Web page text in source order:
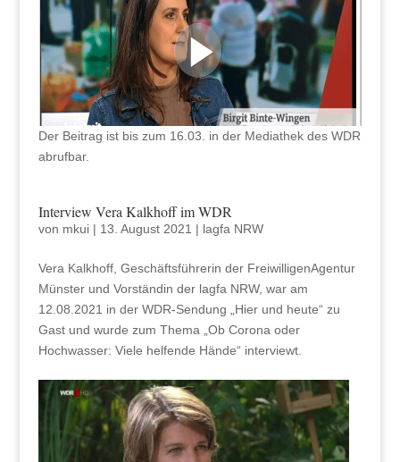
Der Beitrag ist bis zum 16.03. in der Mediathek des WDR
abrufbar.
Interview Vera Kalkhoff im WDR
von mkui| 13. August 2021 | lagfa NRW
Vera Kalkhoff, Geschäftsführerin der FreiwilligenAgentur
Münster und Vorständin der lagfa NRW, war am
12.08.2021 in der WDR-Sendung „Hier und heute“ zu
Gast und wurde zum Thema „Ob Corona oder
Hochwasser: Viele helfende Hände“ interviewt.